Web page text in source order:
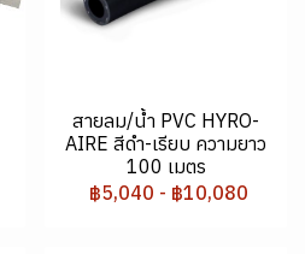
สายลม/น้ำ PVC HYRO-
AIRE สีดำ-เรียบ ความยาว
100 เมตร
฿5,040 - ฿10,080